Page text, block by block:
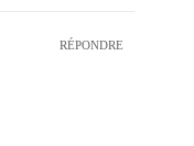
RÉPONDRE